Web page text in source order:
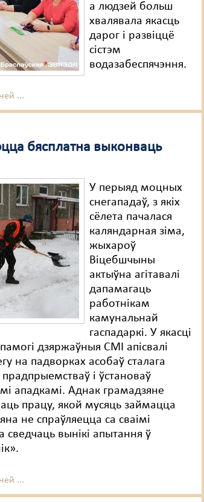
а людзей больш
хвалявала якасць
дарог і развіццё
сістэм
водазабеспячэння.
...
бясплатна выконваць
У перыяд моцных
снегападаў, з якіх
сёлета пачалася
каляндарная зіма,
жыхароў
Віцебшчыны
актыўна агітавалі
дапамагаць
работнікам
камунальнай
гаспадаркі. У якасці
дзяржаўныя СМІ апісвалі
на падворках асобаў сталага
прадпрыемстваў і ўстановаў
ападкамі. Аднак грамадзяне
працу, якой мусяць займацца
не спраўляецца са сваімі
сведчаць вынікі апытання ў
...